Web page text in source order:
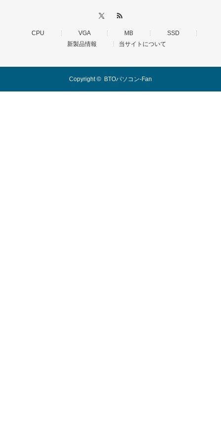
CPU VGA MB
SSD
新製品情報
当サイトについて
Copyright © BTOパソコン-Fan